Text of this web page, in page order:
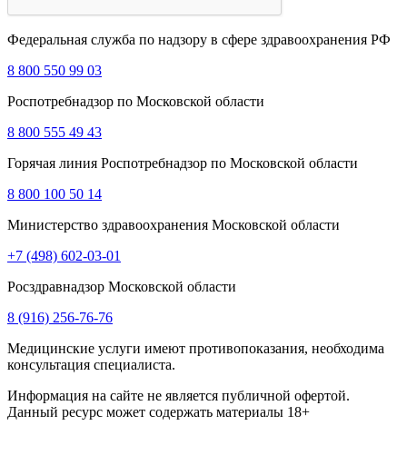
Федеральная служба по надзору в сфере здравоохранения РФ
8 800 550 99 03
Роспотребнадзор по Московской области
8 800 555 49 43
Горячая линия Роспотребнадзор по Московской области
8 800 100 50 14
Министерство здравоохранения Московской области
+7 (498) 602-03-01
Росздравнадзор Московской области
8 (916) 256-76-76
Медицинские услуги имеют противопоказания, необходима
консультация специалиста.
Информация на сайте не является публичной офертой.
Данный ресурс может содержать материалы 18+